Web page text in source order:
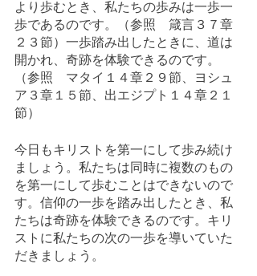
より歩むとき、私たちの歩みは一歩一
歩であるのです。（参照　箴言３７章
２３節）一歩踏み出したときに、道は
開かれ、奇跡を体験できるのです。
（参照　マタイ１４章２９節、ヨシュ
ア３章１５節、出エジプト１４章２１
節）
今日もキリストを第一にして歩み続け
ましょう。私たちは同時に複数のもの
を第一にして歩むことはできないので
す。信仰の一歩を踏み出したとき、私
たちは奇跡を体験できるのです。キリ
ストに私たちの次の一歩を導いていた
だきましょう。